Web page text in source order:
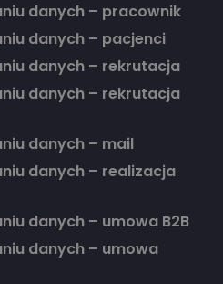
danych – pracownik
danych – pacjenci
danych – rekrutacja
danych – rekrutacja
danych – mail
danych – realizacja
danych – umowa B2B
danych – umowa